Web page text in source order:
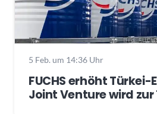
5 Feb. um 14:36 Uhr
FUCHS erhöht
Joint Venture wird